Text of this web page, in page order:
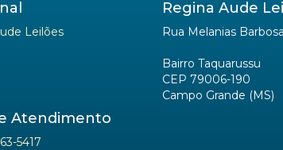
Leilões
Atendimento
5417
Regina Aude
Rua Melanias
Bairro Taquarussu
CEP 79006-190
Campo Grande (MS)